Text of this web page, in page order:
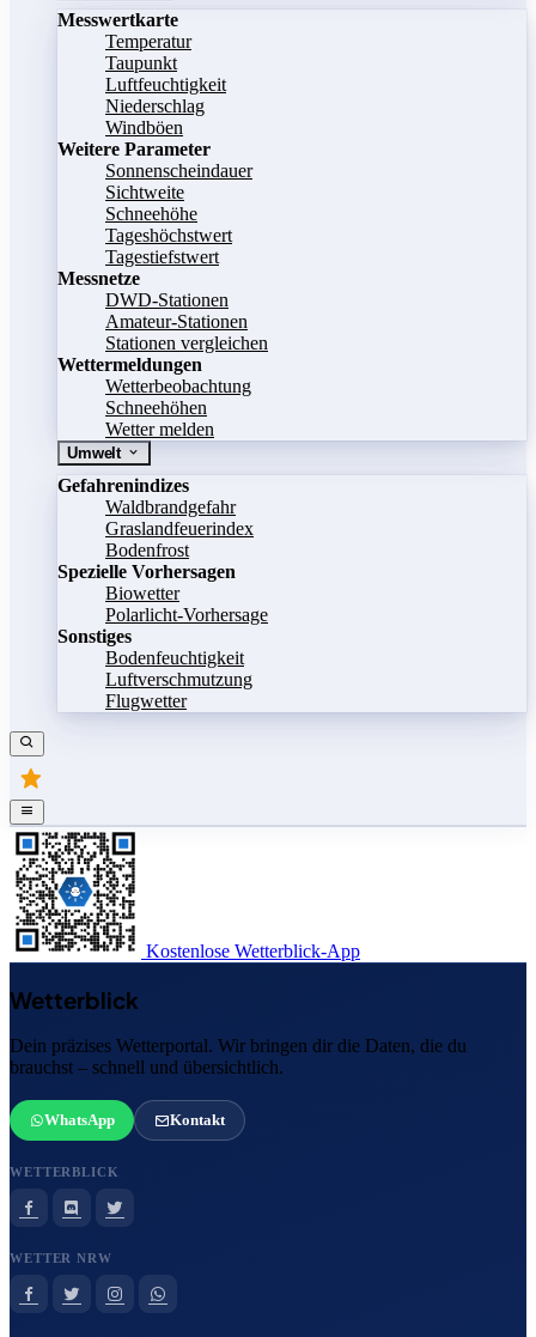
Messwertkarte
Temperatur
Taupunkt
Luftfeuchtigkeit
Niederschlag
Windböen
Weitere Parameter
Sonnenscheindauer
Sichtweite
Schneehöhe
Tageshöchstwert
Tagestiefstwert
Messnetze
DWD-Stationen
Amateur-Stationen
Stationen vergleichen
Wettermeldungen
Wetterbeobachtung
Schneehöhen
Wetter melden
Umwelt
Gefahrenindizes
Waldbrandgefahr
Graslandfeuerindex
Bodenfrost
Spezielle Vorhersagen
Biowetter
Polarlicht-Vorhersage
Sonstiges
Bodenfeuchtigkeit
Luftverschmutzung
Flugwetter
Kostenlose Wetterblick-App
Wetterblick
Dein präzises Wetterportal. Wir bringen dir die Daten, die du
brauchst – schnell und übersichtlich.
WhatsApp Kontakt
WETTERBLICK
WETTER NRW